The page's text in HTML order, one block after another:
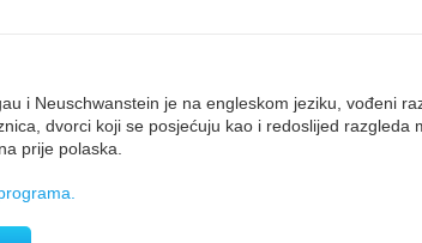
i Neuschwanstein je na engleskom jeziku, vođeni
dvorci koji se posjećuju kao i redoslijed razgleda
prije polaska.